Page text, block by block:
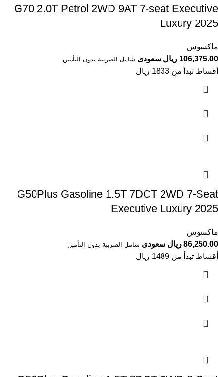
G70 2.0T Petrol 2WD 9AT 7-seat Executive
Luxury 2025
ماكسوس
106,375.00 ريال سعودى
شامل الضريبة بدون التأمين
أقساط تبدأ من 1833 ريال
G50Plus Gasoline 1.5T 7DCT 2WD 7-Seat
Executive Luxury 2025
ماكسوس
86,250.00 ريال سعودى
شامل الضريبة بدون التأمين
أقساط تبدأ من 1489 ريال